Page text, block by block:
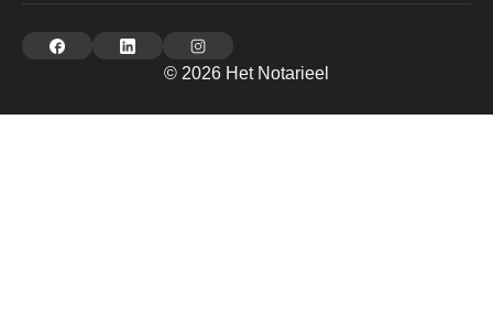
© 2026 Het Notarieel